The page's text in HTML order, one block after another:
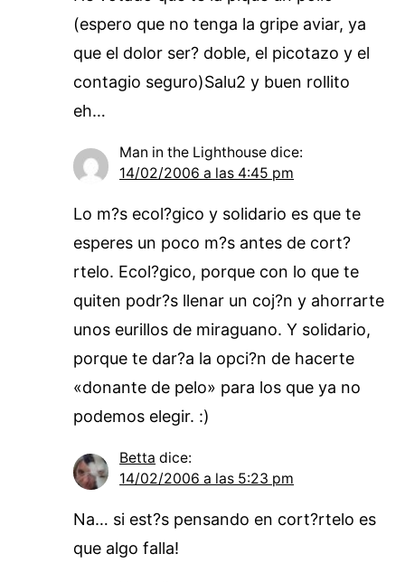
(espero que no tenga la gripe aviar, ya
que el dolor ser? doble, el picotazo y el
contagio seguro)Salu2 y buen rollito
eh…
Man in the Lighthouse dice:
14/02/2006 a las 4:45 pm
Lo m?s ecol?gico y solidario es que te
esperes un poco m?s antes de cort?
rtelo. Ecol?gico, porque con lo que te
quiten podr?s llenar un coj?n y ahorrarte
unos eurillos de miraguano. Y solidario,
porque te dar?a la opci?n de hacerte
«donante de pelo» para los que ya no
podemos elegir. :)
Betta dice:
14/02/2006 a las 5:23 pm
Na… si est?s pensando en cort?rtelo es
que algo falla!